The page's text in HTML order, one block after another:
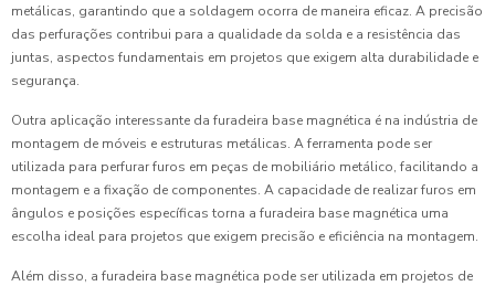
metálicas, garantindo que a soldagem ocorra de maneira eficaz. A precisão
das perfurações contribui para a qualidade da solda e a resistência das
juntas, aspectos fundamentais em projetos que exigem alta durabilidade e
segurança.
Outra aplicação interessante da furadeira base magnética é na indústria de
montagem de móveis e estruturas metálicas. A ferramenta pode ser
utilizada para perfurar furos em peças de mobiliário metálico, facilitando a
montagem e a fixação de componentes. A capacidade de realizar furos em
ângulos e posições específicas torna a furadeira base magnética uma
escolha ideal para projetos que exigem precisão e eficiência na montagem.
Além disso, a furadeira base magnética pode ser utilizada em projetos de